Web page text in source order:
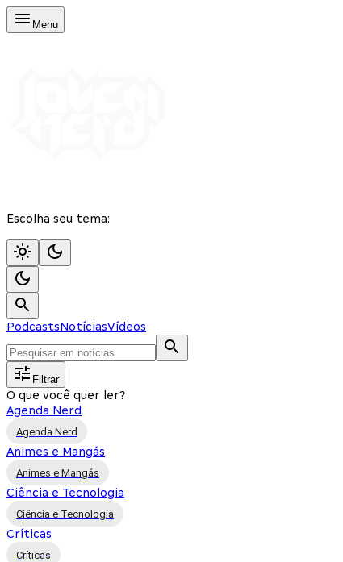
Menu
Escolha seu tema:
PodcastsNotíciasVídeos
Filtrar
O que você quer ler?
Agenda Nerd
Agenda Nerd
Animes e Mangás
Animes e Mangás
Ciência e Tecnologia
Ciência e Tecnologia
Críticas
Críticas